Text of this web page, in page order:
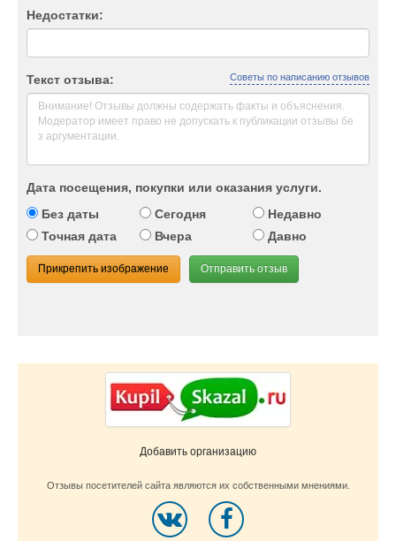
Недостатки:
Текст отзыва: Советы по написанию отзывов
Дата посещения, покупки или оказания услуги.
Без даты
Сегодня
Недавно
Точная дата
Вчера Давно
Прикрепить изображение Отправить отзыв
Добавить организацию
Отзывы посетителей сайта являются их собственными мнениями.